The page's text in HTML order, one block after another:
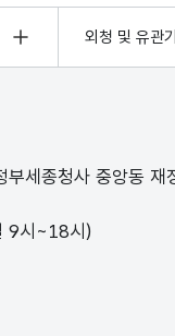
외청 및 유관
세종청사 중앙동 재
9시~18시)